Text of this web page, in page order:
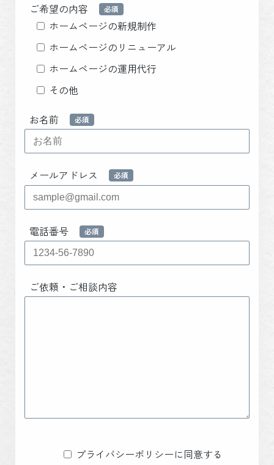
ご希望の内容
ホームページの新規制作
ホームページのリニューアル
ホームページの運用代行
その他
お名前
メールアドレス
電話番号
ご依頼・ご相談内容
プライバシーポリシーに同意する